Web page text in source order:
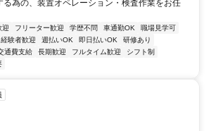
る為の、装置オペレーション・検査作業をお任
迎 フリーター歓迎 学歴不問 車通勤OK
職場見学可
経験者歓迎 週払いOK 即日払いOK
研修あり
通費支給 長期歓迎 フルタイム歓迎
シフト制